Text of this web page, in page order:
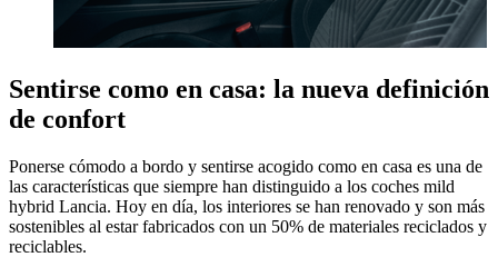
Sentirse como en casa: la nueva definición
de confort
Ponerse cómodo a bordo y sentirse acogido como en casa es una de
las características que siempre han distinguido a los coches mild
hybrid Lancia. Hoy en día, los interiores se han renovado y son más
sostenibles al estar fabricados con un 50% de materiales reciclados y
reciclables.